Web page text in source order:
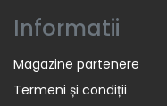
Informatii
Magazine partenere
Termeni și condiții